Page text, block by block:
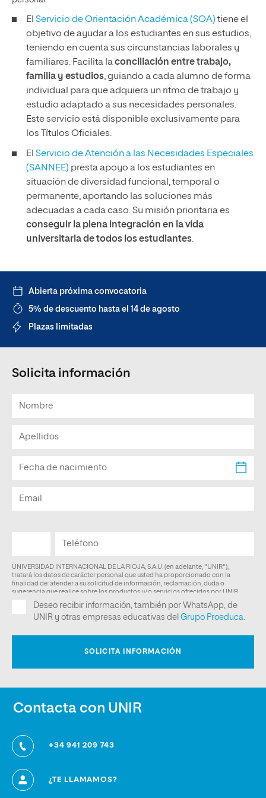
El Servicio de Orientación Académica (SOA) tiene el
objetivo de ayudar a los estudiantes en sus estudios,
teniendo en cuenta sus circunstancias laborales y
familiares. Facilita laconciliación entre trabajo,
familia y estudios, guiando a cada alumno de forma
individual para que adquiera un ritmo de trabajo y
estudio adaptado a sus necesidades personales.
Este servicio está disponible exclusivamente para
los Títulos Oficiales.
El Servicio de Atención a las Necesidades Especiales
(SANNEE) presta apoyo a los estudiantes en
situación de diversidad funcional, temporal o
permanente, aportando las soluciones más
adecuadas a cada caso. Su misión prioritaria es
conseguir la plena integración en la vida
universitaria de todos los estudiantes.
Abierta próxima convocatoria
5% de descuento hasta el 14 de agosto
Plazas limitadas
Solicita información
Contacta con UNIR
+34 941 209 743
¿TE LLAMAMOS?